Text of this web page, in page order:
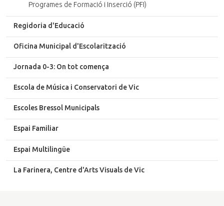
Programes de Formació i Inserció (PFI)
Regidoria d'Educació
Oficina Municipal d'Escolarització
Jornada 0-3: On tot comença
Escola de Música i Conservatori de Vic
Escoles Bressol Municipals
Espai Familiar
Espai Multilingüe
La Farinera, Centre d'Arts Visuals de Vic